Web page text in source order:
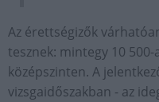
Az érettségizők
tesznek: mintegy 10
középszinten. A
vizsgaidőszakban - az